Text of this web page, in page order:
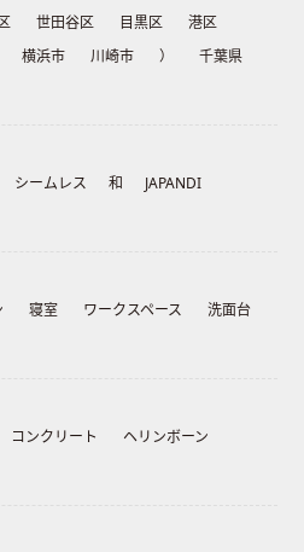
世田谷区 目黒区
港区
横浜市 川崎市 ）
千葉県
シームレス 和
JAPANDI
寝室 ワークスペース
洗面台
コンクリート
ヘリンボーン